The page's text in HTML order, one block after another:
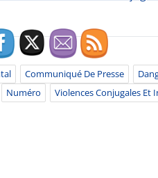
Communiqué De Presse
Numéro Violences Conjugales Et